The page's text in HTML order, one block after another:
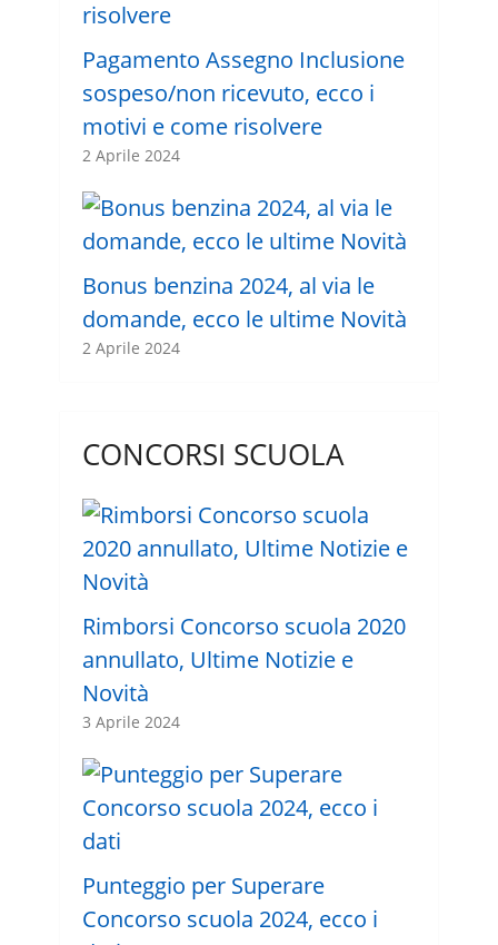
Pagamento Assegno Inclusione
sospeso/non ricevuto, ecco i
motivi e come risolvere
2 Aprile 2024
Bonus benzina 2024, al via le
domande, ecco le ultime Novità
2 Aprile 2024
CONCORSI SCUOLA
Rimborsi Concorso scuola 2020
annullato, Ultime Notizie e
Novità
3 Aprile 2024
Punteggio per Superare
Concorso scuola 2024, ecco i